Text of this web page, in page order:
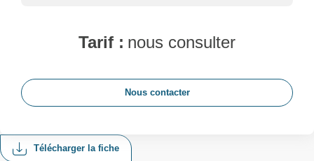
Télécharger la fiche
Tarif : nous consulter
Nous contacter